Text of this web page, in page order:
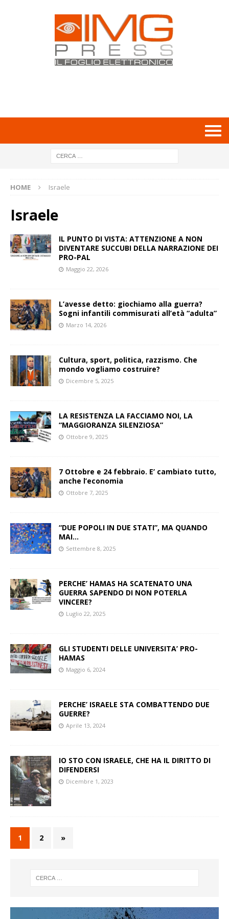
HOME Israele
Israele
IL PUNTO DI VISTA: ATTENZIONE A NON
DIVENTARE SUCCUBI DELLA NARRAZIONE DEI
PRO-PAL
Maggio 22, 2026
L’avesse detto: giochiamo alla guerra?
Sogni infantili commisurati all’età “adulta”
Marzo 14, 2026
Cultura, sport, politica, razzismo. Che
mondo vogliamo costruire?
Dicembre 5, 2025
LA RESISTENZA LA FACCIAMO NOI, LA
“MAGGIORANZA SILENZIOSA”
Ottobre 9, 2025
7 Ottobre e 24 febbraio. E’ cambiato tutto,
anche l’economia
Ottobre 7, 2025
“DUE POPOLI IN DUE STATI”, MA QUANDO
MAI…
Settembre 8, 2025
PERCHE’ HAMAS HA SCATENATO UNA
GUERRA SAPENDO DI NON POTERLA
VINCERE?
Luglio 22, 2025
GLI STUDENTI DELLE UNIVERSITA’ PRO-
HAMAS
Maggio 6, 2024
PERCHE’ ISRAELE STA COMBATTENDO DUE
GUERRE?
Aprile 13, 2024
IO STO CON ISRAELE, CHE HA IL DIRITTO DI
DIFENDERSI
Dicembre 1, 2023
1 2 »